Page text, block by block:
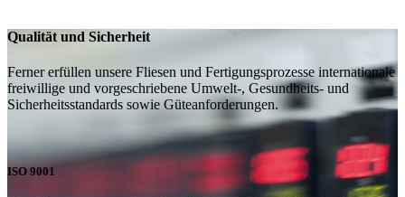
Qualität und Sicherheit
Ferner erfüllen unsere Fliesen und Fertigungsprozesse internationale
freiwillige und vorgeschriebene Umwelt-, Gesundheits- und
Sicherheitsstandards sowie Güteanforderungen.
ISO 9001